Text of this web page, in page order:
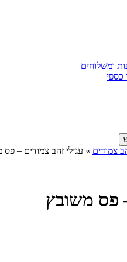
צמודים » עגילי זהב צמודים – פס
פס משובץ